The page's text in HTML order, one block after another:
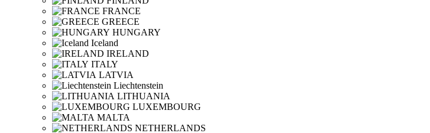
FRANCE
GREECE
HUNGARY
Iceland
IRELAND
ITALY
LATVIA
Liechtenstein
LITHUANIA
LUXEMBOURG
MALTA
NETHERLANDS